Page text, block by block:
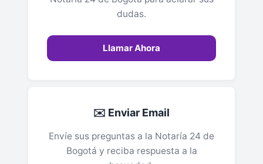
dudas.
Llamar Ahora
✉️ Enviar Email
Envíe sus preguntas a la Notaría 24 de
Bogotá y reciba respuesta a la